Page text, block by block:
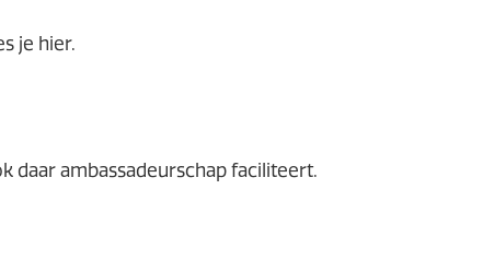
je hier.
daar ambassadeurschap faciliteert.